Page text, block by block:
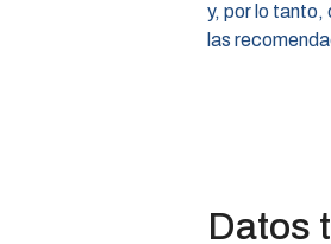
y, por lo tanto,
las
Datos